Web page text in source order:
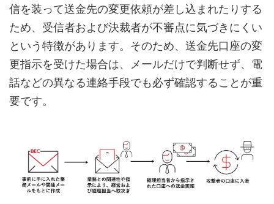
信を装って送金先の変更依頼が差し込まれたりする
ため、受信者および決裁者が不審点に気づきにくい
という特徴があります。そのため、送金先口座の変
更指示を受けた場合は、メールだけで判断せず、電
話などの異なる連絡手段でも必ず確認することが重
要です。